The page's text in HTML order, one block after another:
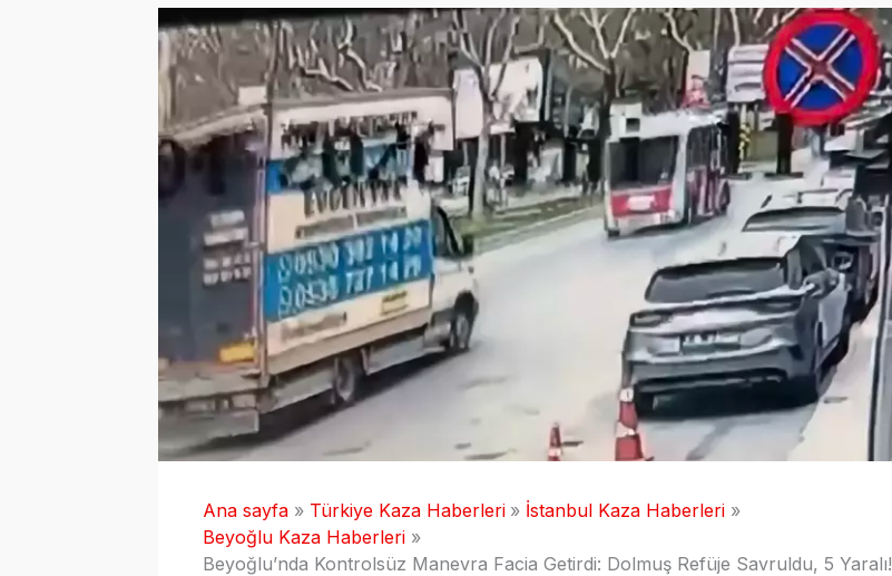
Ana sayfa Türkiye Kaza Haberleri
İstanbul Kaza Haberleri
Beyoğlu Kaza Haberleri
Beyoğlu’nda Kontrolsüz Manevra Facia Getirdi: Dolmuş Refüje Savruldu, 5 Yaralı!